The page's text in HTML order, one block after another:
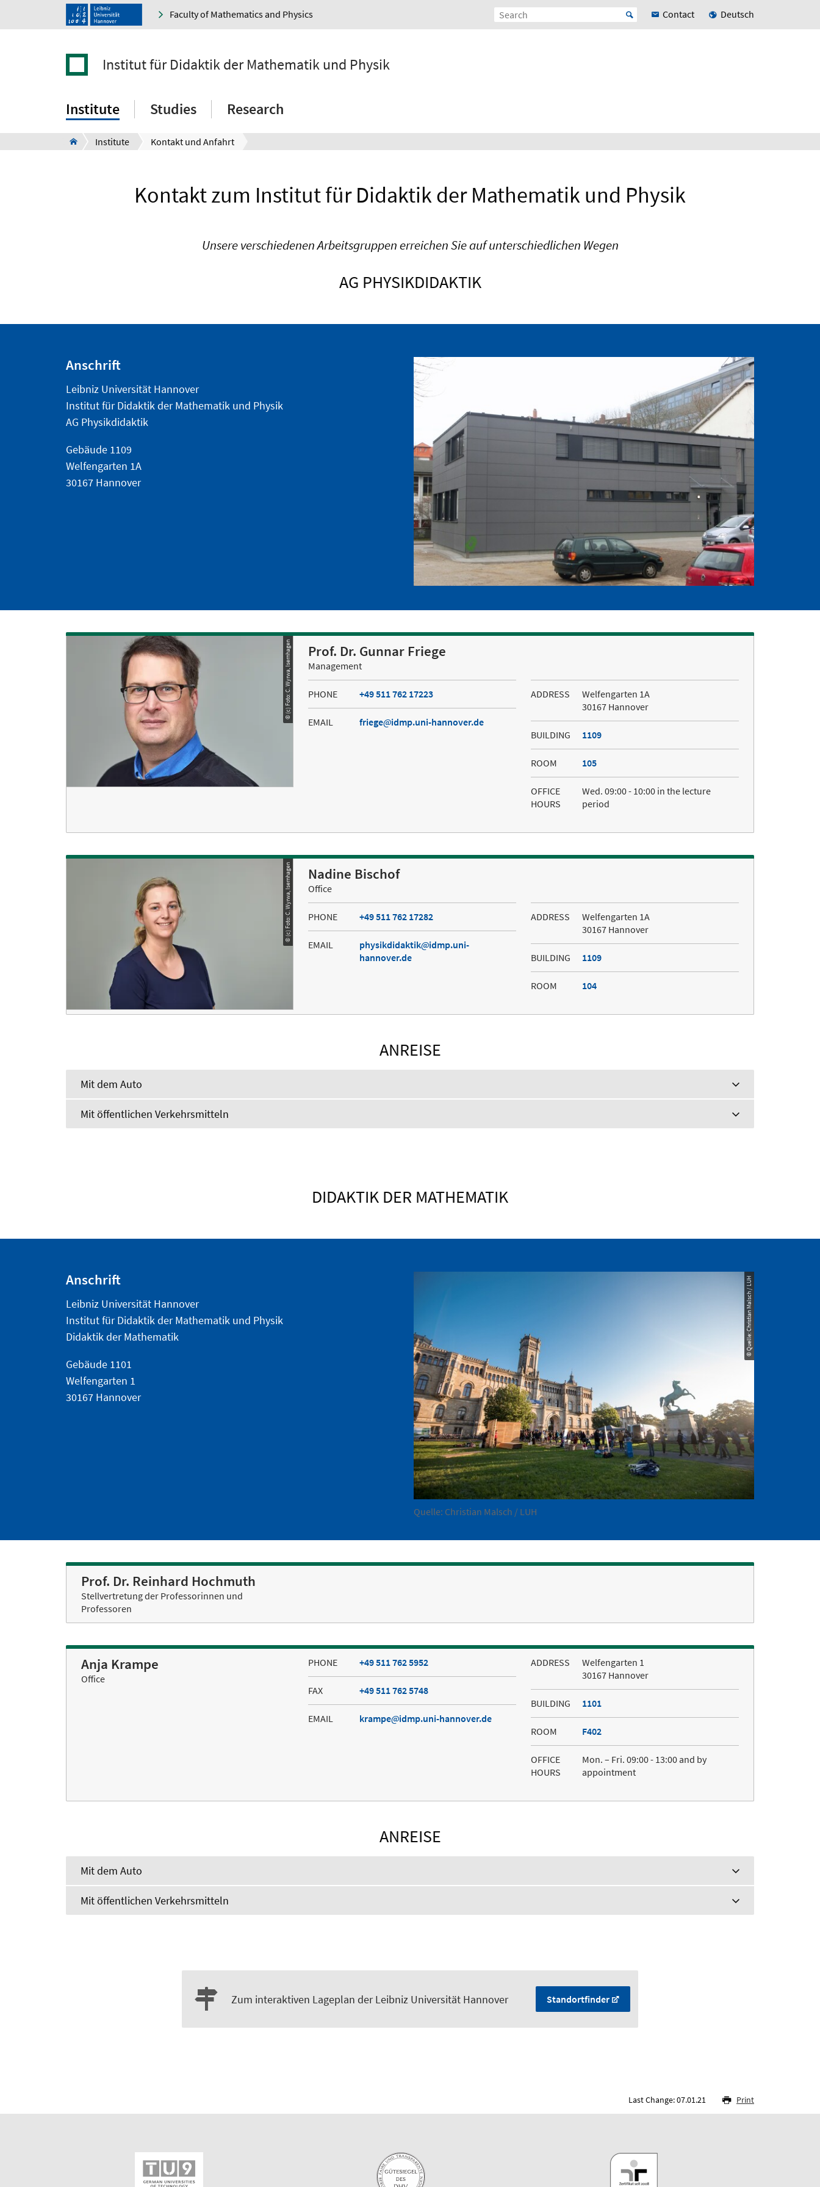
Faculty of Mathematics and Physics Contact Deutsch
Institut für Didaktik der Mathematik und Physik
Institute Studies Research
Institute Kontakt und Anfahrt
Kontakt zum Institut für Didaktik der Mathematik und Physik
Unsere verschiedenen Arbeitsgruppen erreichen Sie auf unterschiedlichen Wegen
AG PHYSIKDIDAKTIK
Anschrift
Leibniz Universität Hannover
Institut für Didaktik der Mathematik und Physik
AG Physikdidaktik
Gebäude 1109
Welfengarten 1A
30167 Hannover
© (c) Foto: C. Wyrwa, Isernhagen Prof. Dr. Gunnar Friege
Management
PHONE +49 511 762 17223
EMAIL friege idmp.uni-hannover.de
ADDRESS
Welfengarten 1A
30167 Hannover
BUILDING 1109
ROOM 105
OFFICE
HOURS
Wed. 09:00 - 10:00 in the lecture
period
© (c) Foto: C. Wyrwa, Isernhagen Nadine Bischof
Office
PHONE +49 511 762 17282
EMAIL physikdidaktik
idmp.uni-
hannover.de
ADDRESS
Welfengarten 1A
30167 Hannover
BUILDING 1109
ROOM 104
ANREISE
Mit dem Auto
Mit öffentlichen Verkehrsmitteln
DIDAKTIK DER MATHEMATIK
Anschrift
Leibniz Universität Hannover
Institut für Didaktik der Mathematik und Physik
Didaktik der Mathematik
Gebäude 1101
Welfengarten 1
30167 Hannover
© Quelle: Christian Malsch / LUH
Quelle: Christian Malsch / LUH
Prof. Dr. Reinhard Hochmuth
Stellvertretung der Professorinnen und
Professoren
Anja Krampe
Office
PHONE +49 511 762 5952
FAX +49 511 762 5748
EMAIL krampe idmp.uni-hannover.de
ADDRESS
Welfengarten 1
30167 Hannover
BUILDING 1101
ROOM F402
OFFICE
HOURS
Mon. – Fri. 09:00 - 13:00 and by
appointment
ANREISE
Mit dem Auto
Mit öffentlichen Verkehrsmitteln
Zum interaktiven Lageplan der Leibniz Universität Hannover Standortfinder
Last Change: 07.01.21 Print